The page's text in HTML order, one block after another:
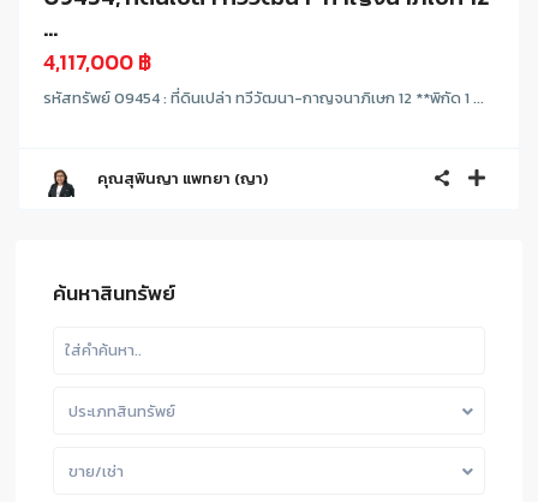
...
4,117,000 ฿
รหัสทรัพย์ 09454 : ที่ดินเปล่า ทวีวัฒนา-กาญจนาภิเษก 12 **พิกัด 1 ...
คุณสุพินญา แพทยา (ญา)
ค้นหาสินทรัพย์
ประเภทสินทรัพย์
ขาย/เช่า